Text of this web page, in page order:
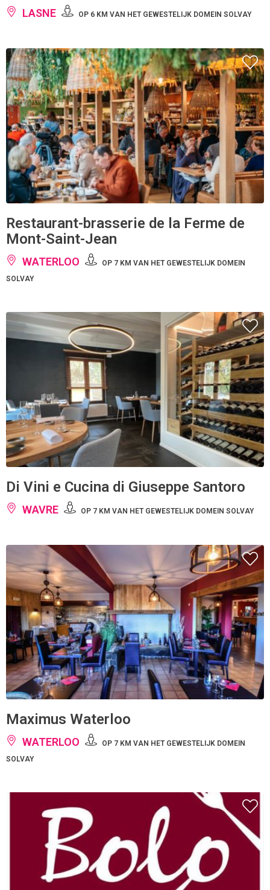
LASNE OP 6 KM VAN HET GEWESTELIJK DOMEIN SOLVAY
Restaurant-brasserie de la Ferme de
Mont-Saint-Jean
WATERLOO
OP 7 KM VAN HET GEWESTELIJK DOMEIN
SOLVAY
Di Vini e Cucina di Giuseppe Santoro
WAVRE OP 7 KM VAN HET GEWESTELIJK DOMEIN SOLVAY
Maximus Waterloo
WATERLOO
OP 7 KM VAN HET GEWESTELIJK DOMEIN
SOLVAY